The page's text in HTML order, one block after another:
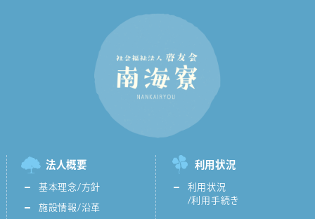
法人概要
基本理念/方針
施設情報/沿革
利用状況
利用状況
/利用手続き